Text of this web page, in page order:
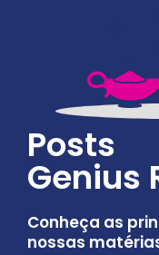
Posts
Genius
Conheça as
nossas